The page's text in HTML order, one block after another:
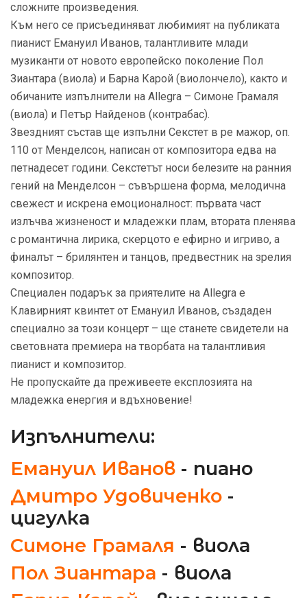
сложните произведения.
Към него се присъединяват любимият на публиката
пианист Емануил Иванов, талантливите млади
музиканти от новото европейско поколение Пол
Зиантара (виола) и Барна Карой (виолончело), както и
обичаните изпълнители на Allegra – Симоне Грамаля
(виола) и Петър Найденов (контрабас).
Звездният състав ще изпълни Секстет в ре мажор, оп.
110 от Менделсон, написан от композитора едва на
петнадесет години. Секстетът носи белезите на ранния
гений на Менделсон – съвършена форма, мелодична
свежест и искрена емоционалност: първата част
излъчва жизненост и младежки плам, втората пленява
с романтична лирика, скерцото е ефирно и игриво, а
финалът – брилянтен и танцов, предвестник на зрелия
композитор.
Специален подарък за приятелите на Allegra е
Клавирният квинтет от Емануил Иванов, създаден
специално за този концерт – ще станете свидетели на
световната премиера на творбата на талантливия
пианист и композитор.
Не пропускайте да преживеете експлозията на
младежка енергия и вдъхновение!
Изпълнители:
Емануил Иванов - пиано
Дмитро Удовиченко -
цигулка
Симоне Грамаля - виола
Пол Зиантара - виола